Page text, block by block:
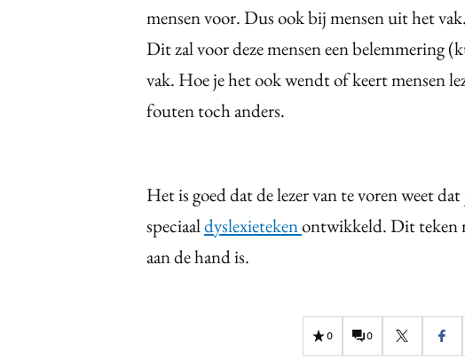
mensen voor. Dus ook bij mensen uit het vak.
Dit zal voor deze mensen een belemmering
vak. Hoe je het ook wendt of keert mensen
fouten toch anders.
Het is goed dat de lezer van te voren weet
speciaaldyslexietekenontwikkeld. Dit teken
aan de hand is.
0 0